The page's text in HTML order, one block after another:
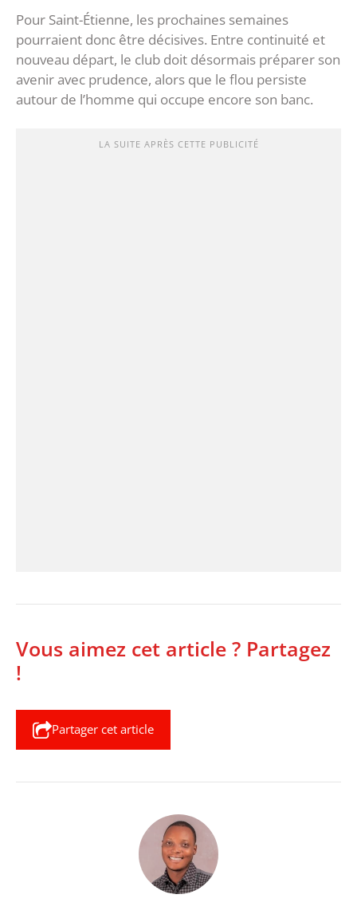
‎Pour Saint-Étienne, les prochaines semaines
pourraient donc être décisives. Entre continuité et
nouveau départ, le club doit désormais préparer son
avenir avec prudence, alors que le flou persiste
autour de l’homme qui occupe encore son banc.
LA SUITE APRÈS CETTE PUBLICITÉ
Vous aimez cet article ? Partagez
!
Partager cet article